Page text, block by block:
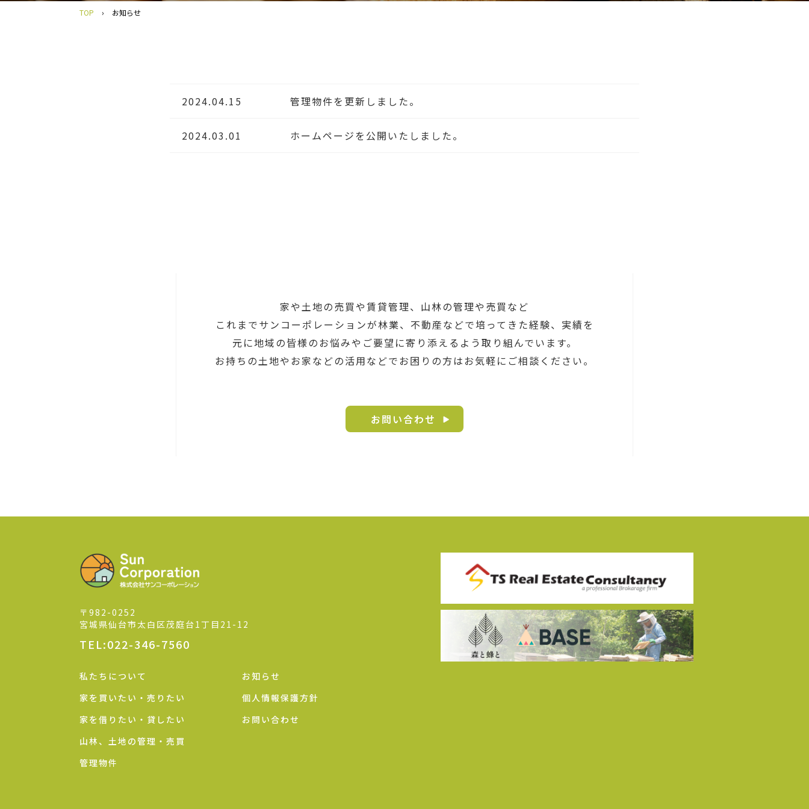
TOP › お知らせ
2024.04.15 管理物件を更新しました。
2024.03.01 ホームページを公開いたしました。
家や土地の売買や賃貸管理、山林の管理や売買など
これまでサンコーポレーションが林業、不動産などで培ってきた経験、実績を
元に地域の皆様のお悩みやご要望に寄り添えるよう取り組んでいます。
お持ちの土地やお家などの活用などでお困りの方はお気軽にご相談ください。
お問い合わせ
〒982-0252
宮城県仙台市太白区茂庭台1丁目21-12
TEL:022-346-7560
私たちについて
家を買いたい・売りたい
家を借りたい・貸したい
山林、土地の管理・売買
管理物件
お知らせ
個人情報保護方針
お問い合わせ